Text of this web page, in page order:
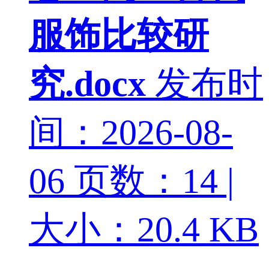
服饰比较研
究.docx 发布时
间：2026-08-
06 页数：14 |
大小：20.4 KB